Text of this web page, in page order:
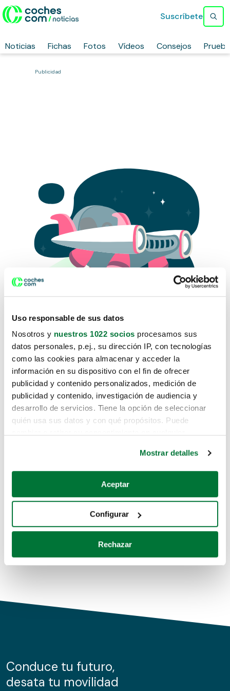
Uso responsable de sus datos
Nosotros y nuestros 1022 socios procesamos sus
datos personales, p.ej., su dirección IP, con tecnologías
como las cookies para almacenar y acceder la
información en su dispositivo con el fin de ofrecer
publicidad y contenido personalizados, medición de
publicidad y contenido, investigación de audiencia y
desarrollo de servicios. Tiene la opción de seleccionar
quién usa sus datos y con qué propósitos. Puede
Si lo permite, también quisiéramos:
Recopilar información sobre su ubicación geográfica
Identificar su dispositivo analizándolo activamente
para buscar características específicas (huellas
Obtenga más información sobre cómo se procesan sus
de cookies.
información sobre el uso que haga del sitio web con
nuestros partners de redes sociales, publicidad y análisis
Mostrar detalles
Aceptar
Configurar
Rechazar
Noticias Fichas Fotos Vídeos Consejos
Suscríbete
Publicidad
Lo sentimos, no sabemos como
te hemos traido hasta aquí.
Pero puedes encontrar el coche que estás
buscando en alguno de estos enlaces:
Coches de segunda mano
Coches de km0
Conduce tu futuro,
desata tu movilidad